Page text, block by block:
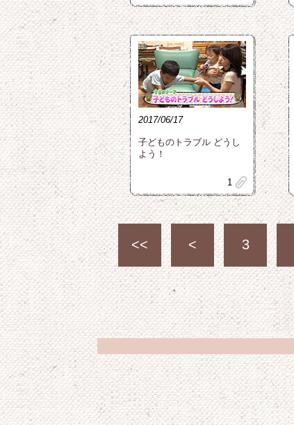
2017/06/17
子どものトラブル どうし
よう！
clip
1
<< < 3